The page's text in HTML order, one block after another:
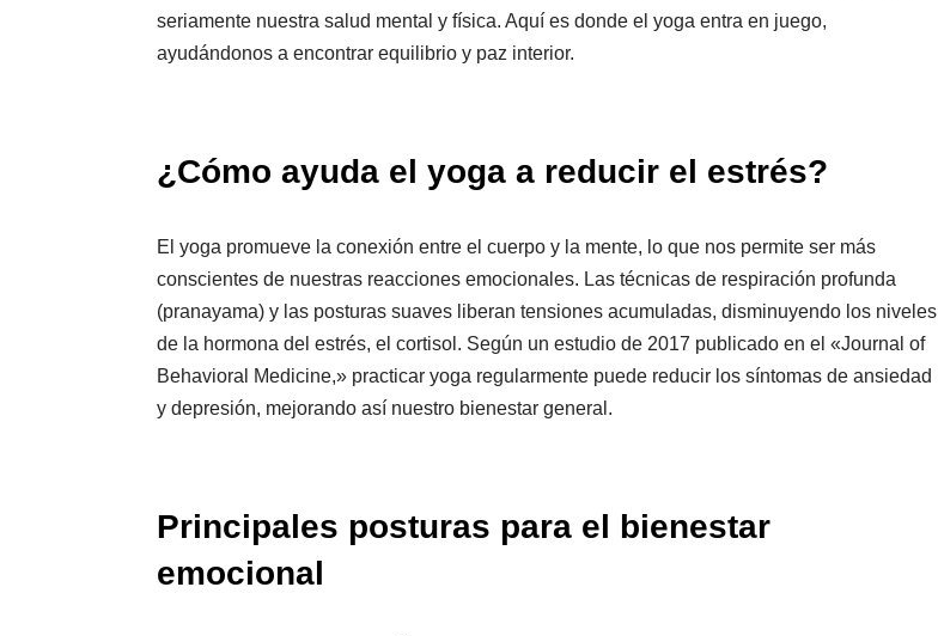
seriamente nuestra salud mental y física. Aquí es donde el yoga entra en juego,
ayudándonos a encontrar equilibrio y paz interior.
¿Cómo ayuda el yoga a reducir el estrés?
El yoga promueve la conexión entre el cuerpo y la mente, lo que nos permite ser más
conscientes de nuestras reacciones emocionales. Las técnicas de respiración profunda
(pranayama) y las posturas suaves liberan tensiones acumuladas, disminuyendo los niveles
de la hormona del estrés, el cortisol. Según un estudio de 2017 publicado en el «Journal of
Behavioral Medicine,» practicar yoga regularmente puede reducir los síntomas de ansiedad
y depresión, mejorando así nuestro bienestar general.
Principales posturas para el bienestar
emocional